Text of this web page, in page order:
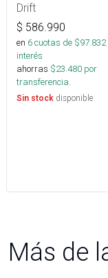
Drift
$ 586.990
en 6cuotas de $97.832
interés
ahorras $23.480 por
transferencia.
Sin stock disponible
Más de